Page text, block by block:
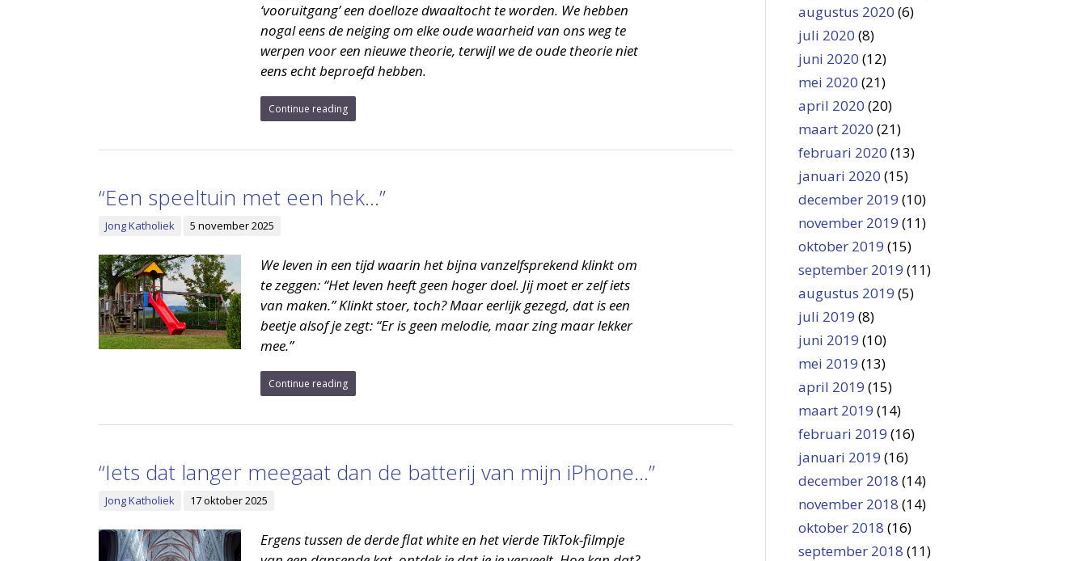
‘vooruitgang’ een doelloze dwaaltocht te worden. We hebben
nogal eens de neiging om elke oude waarheid van ons weg te
werpen voor een nieuwe theorie, terwijl we de oude theorie niet
eens echt beproefd hebben.
Continue reading
“Een speeltuin met een hek…”
Jong Katholiek 5 november 2025
We leven in een tijd waarin het bijna vanzelfsprekend klinkt om
te zeggen: “Het leven heeft geen hoger doel. Jij moet er zelf iets
van maken.” Klinkt stoer, toch? Maar eerlijk gezegd, dat is een
beetje alsof je zegt: “Er is geen melodie, maar zing maar lekker
mee.”
Continue reading
“Iets dat langer meegaat dan de batterij van mijn iPhone…”
Jong Katholiek 17 oktober 2025
Ergens tussen de derde flat white en het vierde TikTok-filmpje
augustus 2020 (6)
juli 2020 (8)
juni 2020 (12)
mei 2020 (21)
april 2020 (20)
maart 2020 (21)
februari 2020 (13)
januari 2020 (15)
december 2019 (10)
november 2019 (11)
oktober 2019 (15)
september 2019 (11)
augustus 2019 (5)
juli 2019 (8)
juni 2019 (10)
mei 2019 (13)
april 2019 (15)
maart 2019 (14)
februari 2019 (16)
januari 2019 (16)
december 2018 (14)
november 2018 (14)
oktober 2018 (16)
september 2018 (11)